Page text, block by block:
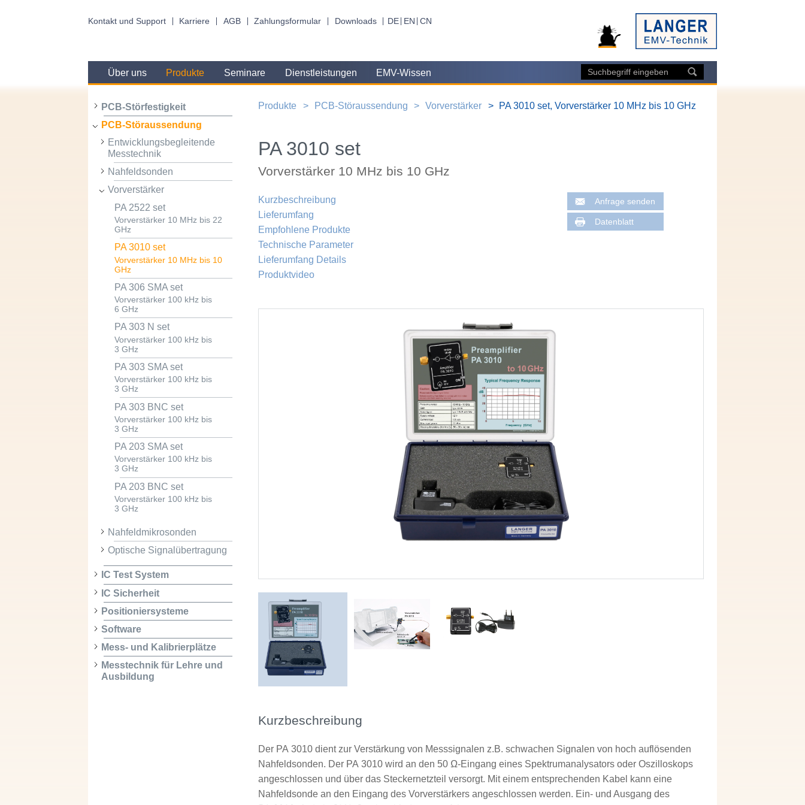
Kontakt und Support Karriere AGB Zahlungsformular Downloads DE EN CN
Über uns Produkte Seminare Dienstleistungen EMV-Wissen
PCB-Störfestigkeit
PCB-Störaussendung
Entwicklungsbegleitende
Messtechnik
Nahfeldsonden
Vorverstärker
PA 2522 set
Vorverstärker 10 MHz bis 22
GHz
PA 3010 set
Vorverstärker 10 MHz bis 10
GHz
PA 306 SMA set
Vorverstärker 100 kHz bis
6 GHz
PA 303 N set
Vorverstärker 100 kHz bis
3 GHz
PA 303 SMA set
Vorverstärker 100 kHz bis
3 GHz
PA 303 BNC set
Vorverstärker 100 kHz bis
3 GHz
PA 203 SMA set
Vorverstärker 100 kHz bis
3 GHz
PA 203 BNC set
Vorverstärker 100 kHz bis
3 GHz
Nahfeldmikrosonden
Optische Signalübertragung
IC Test System
IC Sicherheit
Positioniersysteme
Software
Mess- und Kalibrierplätze
Messtechnik für Lehre und
Ausbildung
Produkte PCB-Störaussendung Vorverstärker PA 3010 set, Vorverstärker 10 MHz bis 10 GHz
PA 3010 set
Vorverstärker 10 MHz bis 10 GHz
Kurzbeschreibung
Lieferumfang
Empfohlene Produkte
Technische Parameter
Lieferumfang Details
Produktvideo
Anfrage senden
Datenblatt
Kurzbeschreibung
Der PA 3010 dient zur Verstärkung von Messsignalen z.B. schwachen Signalen von hoch auflösenden
Nahfeldsonden. Der PA 3010 wird an den 50 Ω-Eingang eines Spektrumanalysators oder Oszilloskops
angeschlossen und über das Steckernetzteil versorgt. Mit einem entsprechenden Kabel kann eine
Nahfeldsonde an den Eingang des Vorverstärkers angeschlossen werden. Ein- und Ausgang des